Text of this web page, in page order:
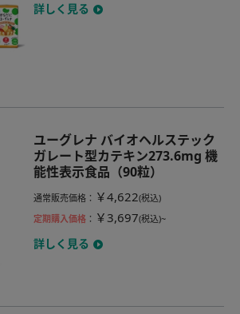
詳しく見る
ユーグレナ バイオヘルステック
ガレート型カテキン273.6mg 機
能性表示食品（90粒）
通常販売価格 ： ￥4,622(税込)
定期購入価格 ： ￥3,697(税込)~
詳しく見る